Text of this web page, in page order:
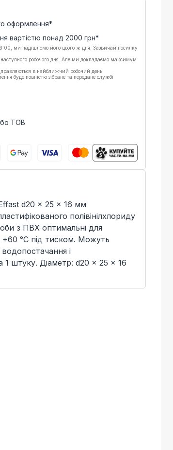
оформлення*
вартістю понад 2000 грн*
ми надішлемо його цього ж дня. Зазвичай посилку
робочого дня. Але ми докладаємо максимум
в найближчий робочий день.
буде повністю зібране та передане службі
ТОВ
d20 x 25 x 16 мм
полівінілхлориду
з ПВХ оптимальні для
+60 °C під тиском. Можуть
і
1 штуку. Діаметр: d20 x 25 x 16